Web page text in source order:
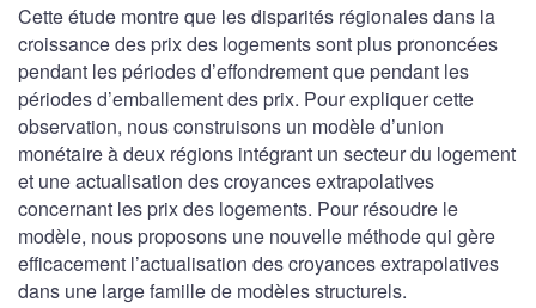
Cette étude montre que les disparités régionales dans la
croissance des prix des logements sont plus prononcées
pendant les périodes d’effondrement que pendant les
périodes d’emballement des prix. Pour expliquer cette
observation, nous construisons un modèle d’union
monétaire à deux régions intégrant un secteur du logement
et une actualisation des croyances extrapolatives
concernant les prix des logements. Pour résoudre le
modèle, nous proposons une nouvelle méthode qui gère
efficacement l’actualisation des croyances extrapolatives
dans une large famille de modèles structurels.